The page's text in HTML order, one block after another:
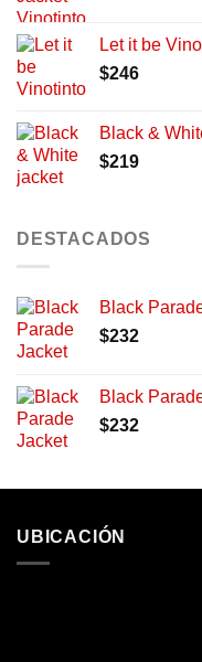
Let it be
$246
Black &
$219
DESTACADOS
Black
$232
Black
$232
UBICACIÓN